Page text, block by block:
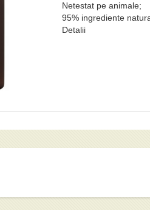
Netestat pe animale;
95% ingrediente
Detalii